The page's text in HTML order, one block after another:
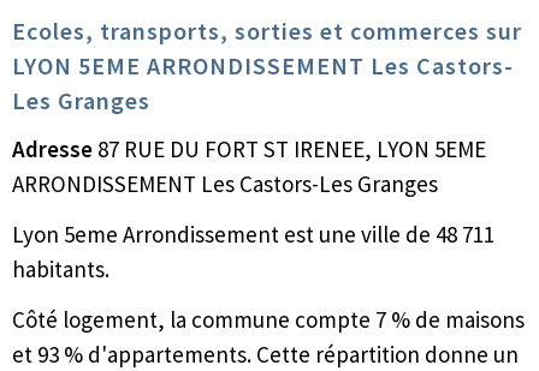
Ecoles, transports, sorties et commerces sur
LYON 5EME ARRONDISSEMENT Les Castors-
Les Granges
Adresse 87 RUE DU FORT ST IRENEE, LYON 5EME
ARRONDISSEMENT Les Castors-Les Granges
Lyon 5eme Arrondissement est une ville de 48 711
habitants.
Côté logement, la commune compte 7 % de maisons
et 93 % d'appartements. Cette répartition donne un